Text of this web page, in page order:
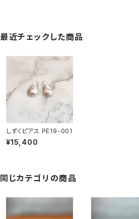
最近チェックした商品
しずくピアス PE19-001
¥15,400
同じカテゴリの商品